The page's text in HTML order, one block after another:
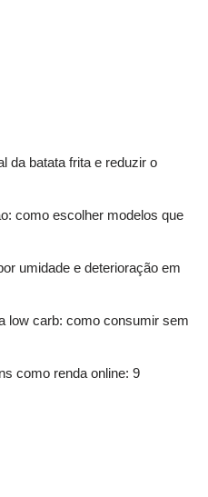
da batata frita e reduzir o
como escolher modelos que
umidade e deterioração em
low carb: como consumir sem
como renda online: 9